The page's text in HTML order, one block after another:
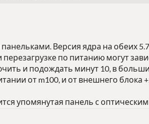
Версия ядра на обеих
по питанию могут
и подождать минут 10, в
от m100, и от внешнего блока
упомянутая панель с